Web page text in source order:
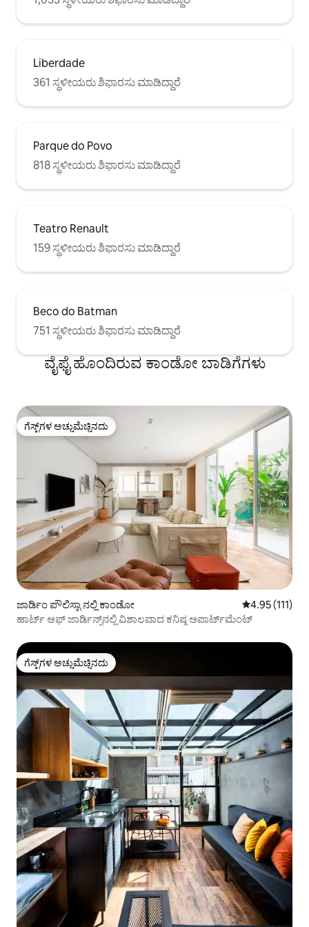
ಸ್ಟುಡಿಯೋವನ್ನು ನಿರ್ವಹಿಸುವ ಜವಾಬ್ದಾರಿಯುತ
ಹೋಸ್ಟ್‌ಗಳು ಅತ್ಯುತ್ತಮ ಸೇವೆಗೆ ಆದ್ಯತೆ ನೀಡುತ್ತಾರೆ,
ಒದಗಿಸುತ್ತಾರೆ. ನಿಮ್ಮ ವಾಸ್ತವ್ಯವನ್ನು ಈಗಲೇ ಬುಕ್
ಮಾಡಿ ಮತ್ತು ಸಾವೊ ಪಾಲೊದಲ್ಲಿ ಮರೆಯಲಾಗದ
ಕ್ಷಣಗಳನ್ನು ಕಳೆಯಲು ಸಿದ್ಧರಾಗಿ!
Liberdade
361 ಸ್ಥಳೀಯರು ಶಿಫಾರಸು ಮಾಡಿದ್ದಾರೆ
Parque do Povo
818 ಸ್ಥಳೀಯರು ಶಿಫಾರಸು ಮಾಡಿದ್ದಾರೆ
Teatro Renault
159 ಸ್ಥಳೀಯರು ಶಿಫಾರಸು ಮಾಡಿದ್ದಾರೆ
Beco do Batman
751 ಸ್ಥಳೀಯರು ಶಿಫಾರಸು ಮಾಡಿದ್ದಾರೆ
ವೈಫೈ ಹೊಂದಿರುವ ಕಾಂಡೋ ಬಾಡಿಗೆಗಳು
ಗೆಸ್ಟ್‌ಗಳ ಅಚ್ಚುಮೆಚ್ಚಿನದು
ಗೆಸ್ಟ್‌ಗಳ ಅಚ್ಚುಮೆಚ್ಚಿನದು
ಜಾರ್ಡಿಂ ಪೌಲಿಸ್ಟಾ ನಲ್ಲಿ ಕಾಂಡೋ 5 ರಲ್ಲಿ 4.95
4.95 (111)
ಹಾರ್ಟ್ ಆಫ್ ಜಾರ್ಡಿನ್ಸ್‌ನಲ್ಲಿ ವಿಶಾಲವಾದ ಕನಿಷ್ಠ ಅಪಾರ್ಟ್‌ಮೆಂಟ್
ಗೆಸ್ಟ್‌ಗಳ ಅಚ್ಚುಮೆಚ್ಚಿನದು
ಗೆಸ್ಟ್‌ಗಳ ಅಚ್ಚುಮೆಚ್ಚಿನದು